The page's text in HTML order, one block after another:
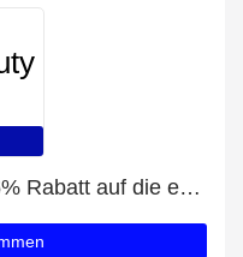
Erhalten Sie zusätzliche 26% Rabatt auf die erste Bestellung